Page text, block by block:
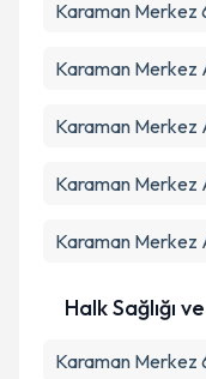
Karaman Merkez
Karaman Merkez
Karaman Merkez
Karaman Merkez
Karaman Merkez
Halk Sağlığı
Karaman Merkez